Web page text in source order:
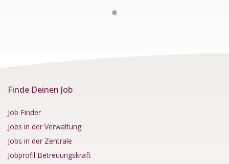
Finde Deinen Job
Job Finder
Jobs in der Verwaltung
Jobs in der Zentrale
Jobprofil Betreuungskraft